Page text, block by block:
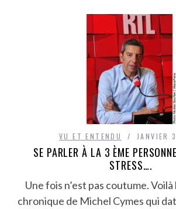
VU ET ENTENDU JANVIER
SE PARLER À LA 3 ÈME
STRESS….
Une fois n’est pas coutume.
chronique de Michel Cymes qui